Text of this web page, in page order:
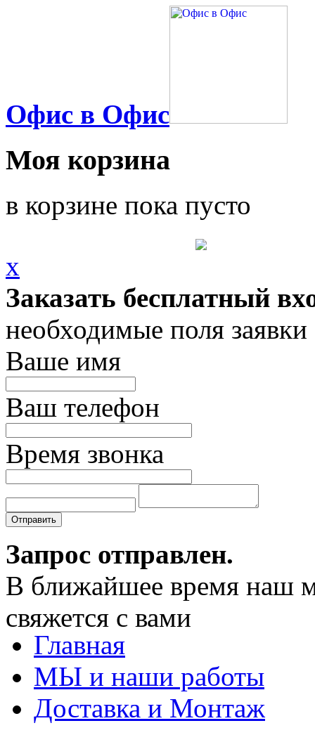
Офис в Офис
Моя корзина
в корзине пока пусто
x
Заказать бесплатный
необходимые поля заявки
Ваше имя
Ваш телефон
Время звонка
Отправить
Запрос отправлен.
В ближайшее время наш
свяжется с вами
Главная
МЫ и наши работы
Доставка и Монтаж